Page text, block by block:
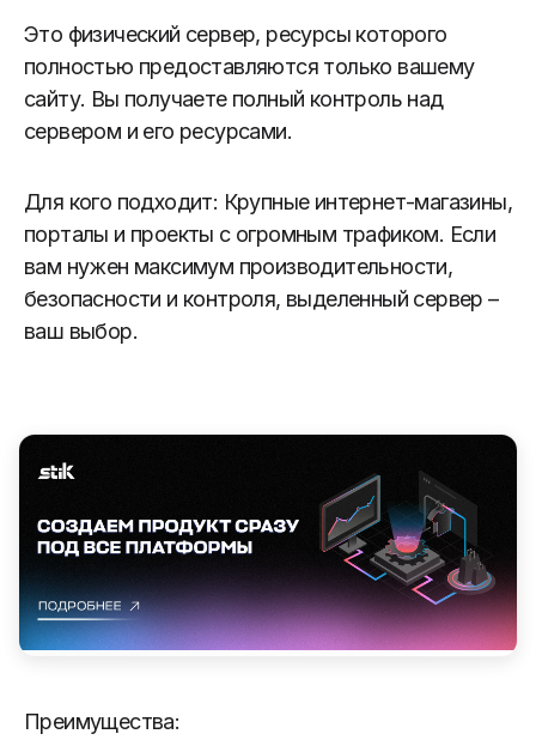
Это физический сервер, ресурсы которого
полностью предоставляются только вашему
сайту. Вы получаете полный контроль над
сервером и его ресурсами.
Для кого подходит: Крупные интернет-магазины,
порталы и проекты с огромным трафиком. Если
вам нужен максимум производительности,
безопасности и контроля, выделенный сервер –
ваш выбор.
Преимущества: